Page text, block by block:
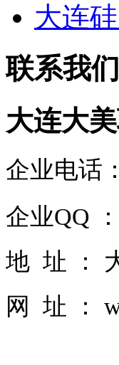
大连
联系我们
大连大
企业电话 ：
企业QQ
地 址 ：
网 址 ：